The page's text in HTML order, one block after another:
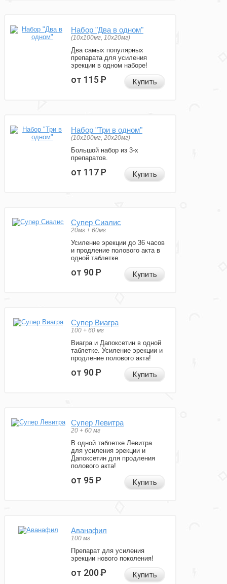
Набор "Два в одном"
(10x100мг, 10x20мг)
Два самых популярных
препарата для усиления
эрекции в одном наборе!
от 115Р Купить
Набор "Три в одном"
(10x100мг, 20x20мг)
Большой набор из 3-х
препаратов.
от 117Р Купить
Супер Сиалис
20мг + 60мг
Усиление эрекции до 36 часов
и продление полового акта в
одной таблетке.
от 90Р Купить
Супер Виагра
100 + 60 мг
Виагра и Дапоксетин в одной
таблетке. Усиление эрекции и
продление полового акта!
от 90Р Купить
Супер Левитра
20 + 60 мг
В одной таблетке Левитра
для усиления эрекции и
Дапоксетин для продления
полового акта!
от 95Р Купить
Аванафил
100 мг
Препарат для усиления
эрекции нового поколения!
от 200Р Купить